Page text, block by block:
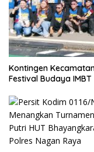
Kontingen
Festival Budaya